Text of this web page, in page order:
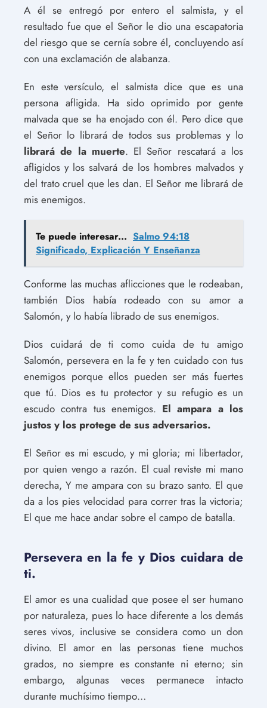
A él se entregó por entero el salmista, y el
resultado fue que el Señor le dio una escapatoria
del riesgo que se cernía sobre él, concluyendo así
con una exclamación de alabanza.
En este versículo, el salmista dice que es una
persona afligida. Ha sido oprimido por gente
malvada que se ha enojado con él. Pero dice que
el Señor lo librará de todos sus problemas y lo
librará de la muerte. El Señor rescatará a los
afligidos y los salvará de los hombres malvados y
del trato cruel que les dan. El Señor me librará de
mis enemigos.
Te puede interesar... Salmo 94:18
Significado, Explicación Y Enseñanza
Conforme las muchas aflicciones que le rodeaban,
también Dios había rodeado con su amor a
Salomón, y lo había librado de sus enemigos.
Dios cuidará de ti como cuida de tu amigo
Salomón, persevera en la fe y ten cuidado con tus
enemigos porque ellos pueden ser más fuertes
que tú. Dios es tu protector y su refugio es un
escudo contra tus enemigos. El ampara a los
justos y los protege de sus adversarios.
El Señor es mi escudo, y mi gloria; mi libertador,
por quien vengo a razón. El cual reviste mi mano
derecha, Y me ampara con su brazo santo. El que
da a los pies velocidad para correr tras la victoria;
El que me hace andar sobre el campo de batalla.
Persevera en la fe y Dios cuidara de
ti.
El amor es una cualidad que posee el ser humano
por naturaleza, pues lo hace diferente a los demás
seres vivos, inclusive se considera como un don
divino. El amor en las personas tiene muchos
grados, no siempre es constante ni eterno; sin
embargo, algunas veces permanece intacto
durante muchísimo tiempo…